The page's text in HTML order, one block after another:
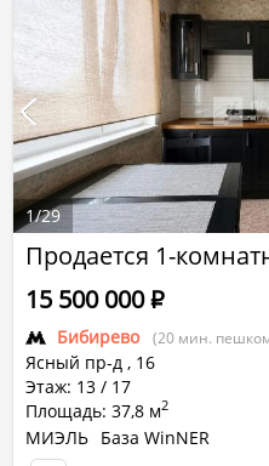
Продается 1-
Бибирево (20 мин.
Ясный пр-д , 16
Этаж: 13 / 17
Площадь: 37,8 м2
15 500 000Р
МИЭЛЬ База WinNER
1/29